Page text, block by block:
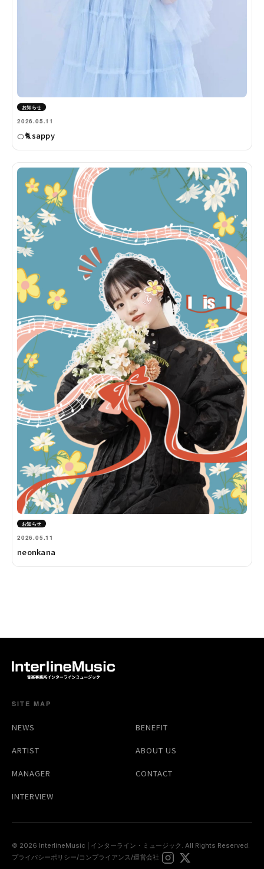
お知らせ
2026.05.11
🍊🐈sappy
お知らせ
2026.05.11
neonkana
SITE MAP
NEWS
ARTIST
MANAGER
INTERVIEW
BENEFIT
ABOUT US
CONTACT
© 2026 InterlineMusic | インターライン・ミュージック. All Rights Reserved.
プライバシーポリシー/コンプライアンス/運営会社